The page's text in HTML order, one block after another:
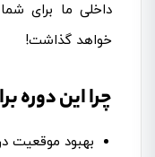
داخلی ما برای شما
خواهد گذاشت!
چرا این دوره
بهبود موقعیت